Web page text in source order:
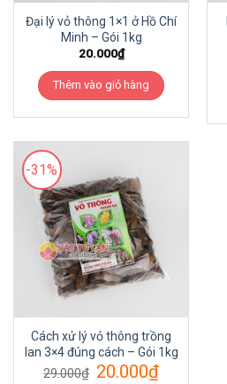
Đại lý vỏ thông 1×1 ở Hồ Chí
Minh – Gói 1kg
20.000₫
Thêm vào giỏ hàng
-31%
Cách xử lý vỏ thông trồng
lan 3×4 đúng cách – Gói 1kg
29.000₫ 20.000₫